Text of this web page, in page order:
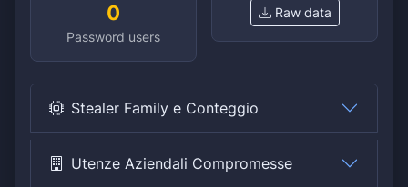
0
Password users
Raw data
Stealer Family e Conteggio
Utenze Aziendali Compromesse